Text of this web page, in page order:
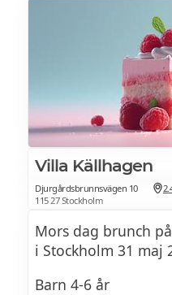
Tomat- &
Senvintersallad
Grönsallad (VA)
Kålsallad (VA)
Het bulgursallad (G
Dessert
Äppelpaj med
pizza, grillat kött,
Villa Källhagen
Djurgårdsbrunnsvägen 10
115 27 Stockholm
Mors dag brunch
i Stockholm 31 maj
Barn 4-6 år